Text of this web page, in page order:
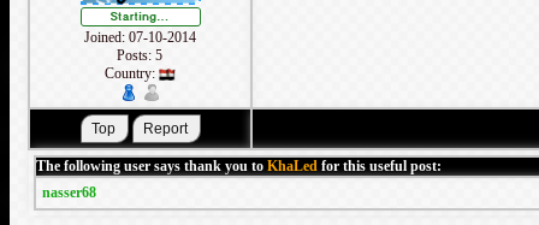
Joined: 07-10-2014
Posts: 5
Country:
The following user says thank you to KhaLed for this useful post:
nasser68